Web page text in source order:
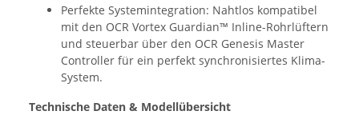
Perfekte Systemintegration: Nahtlos kompatibel
mit den OCR Vortex Guardian™ Inline-Rohrlüftern
und steuerbar über den OCR Genesis Master
Controller für ein perfekt synchronisiertes Klima-
System.
Technische Daten & Modellübersicht